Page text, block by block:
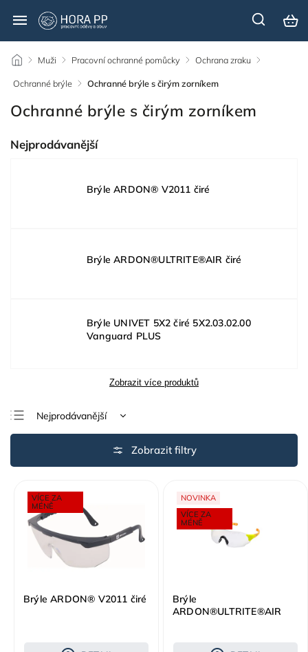
/ Muži / Pracovní ochranné pomůcky / Ochrana zraku /
Ochranné brýle / Ochranné brýle s čirým zorníkem
Ochranné brýle s čirým zorníkem
Nejprodávanější
Brýle ARDON® V2011 čiré
Brýle ARDON®ULTRITE®AIR čiré
Brýle UNIVET 5X2 čiré 5X2.03.02.00
Vanguard PLUS
Zobrazit více produktů
Nejprodávanější
Nejlevnější
VÍCE ZA
MÉNĚ
Brýle ARDON® V2011 čiré
NOVINKA
VÍCE ZA
MÉNĚ
Brýle
ARDON®ULTRITE®AIR